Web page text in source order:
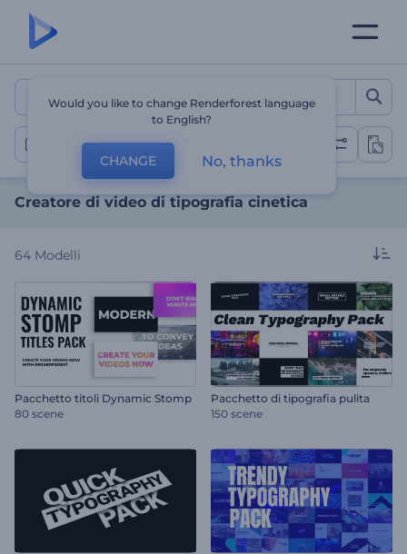
Creatore di video di
Tipografia
Creatore di video di tipografia cinetica
64 Modelli
Pacchetto titoli Dynamic Stomp
80 scene
Pacchetto di tipografia pulita
150 scene
Would you like to change Renderforest language
to English?
CHANGE No, thanks